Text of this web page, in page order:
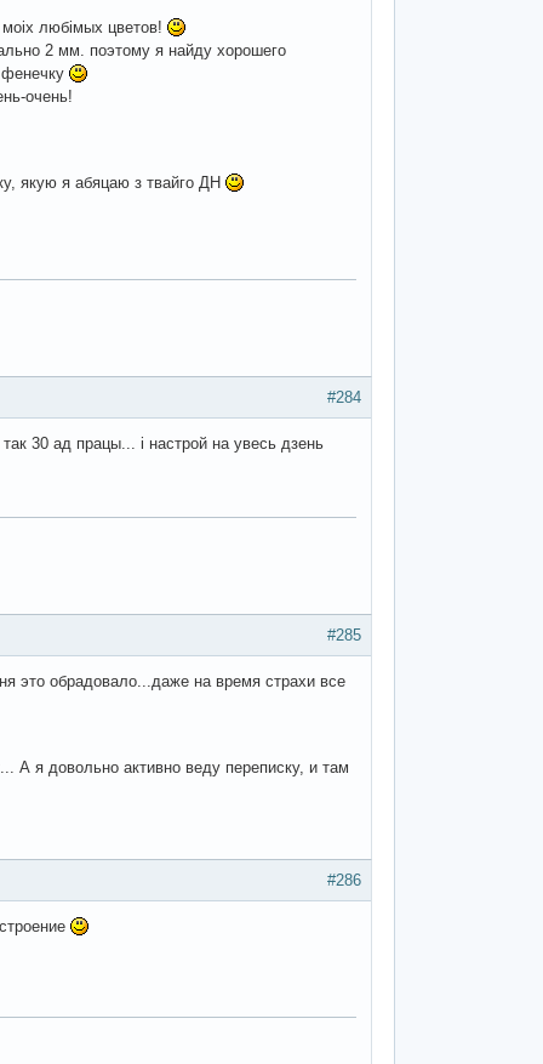
любімых цветов!
2 мм. поэтому я найду хорошего
фенечку
очень!
якую я абяцаю з твайго ДН
#284
30 ад працы... і настрой на увесь дзень
#285
это обрадовало...даже на время страхи все
А я довольно активно веду переписку, и там
#286